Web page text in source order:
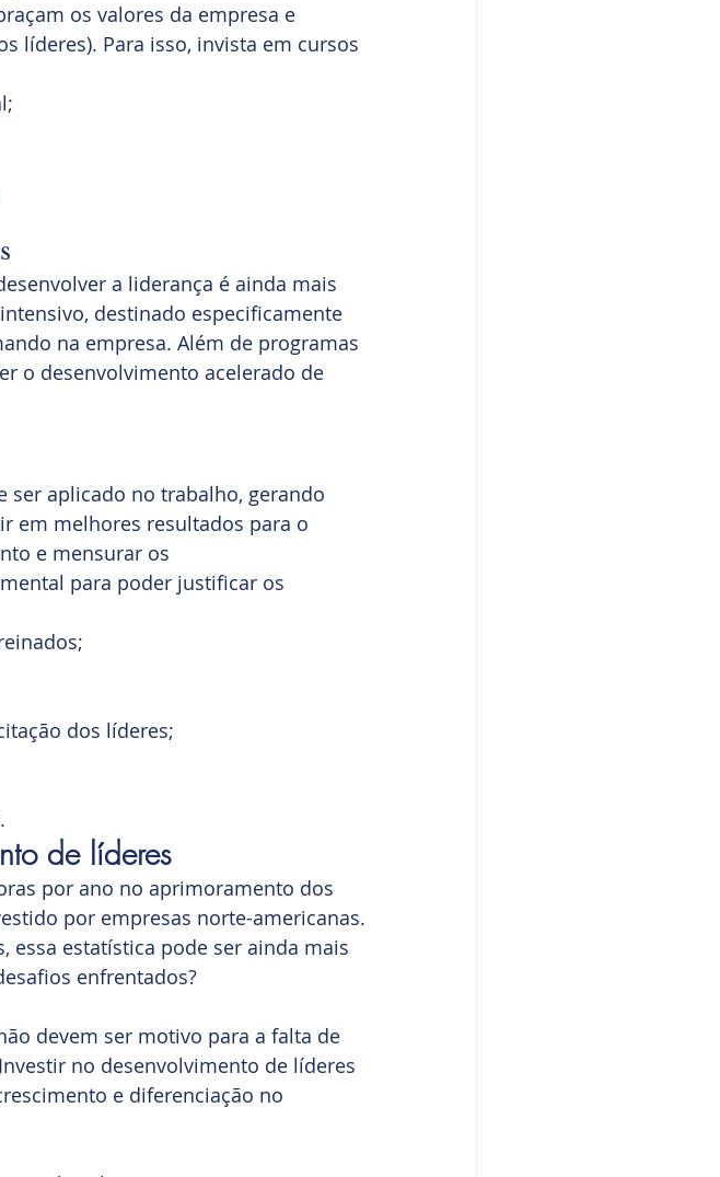
os valores da empresa e
líderes). Para isso, invista em cursos
a liderança é ainda mais
destinado especificamente
na empresa. Além de programas
o desenvolvimento acelerado de
ser aplicado no trabalho, gerando
em melhores resultados para o
e mensurar os
para poder justificar os
dos líderes;
de líderes
por ano no aprimoramento dos
por empresas norte-americanas.
essa estatística pode ser ainda mais
enfrentados?
devem ser motivo para a falta de
no desenvolvimento de líderes
e diferenciação no